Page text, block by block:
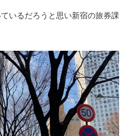
いるだろうと思い新宿の旅券課